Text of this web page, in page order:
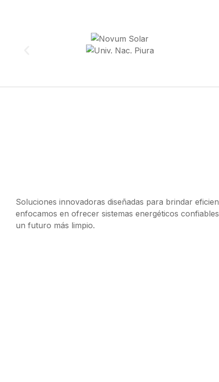
Soluciones innovadoras diseñadas para brindar
enfocamos en ofrecer sistemas energéticos
un futuro más limpio.